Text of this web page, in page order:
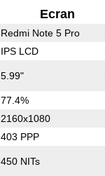
Ecran
Redmi Note 5 Pro
IPS LCD
5.99"
77.4%
2160x1080
403 PPP
450 NITs